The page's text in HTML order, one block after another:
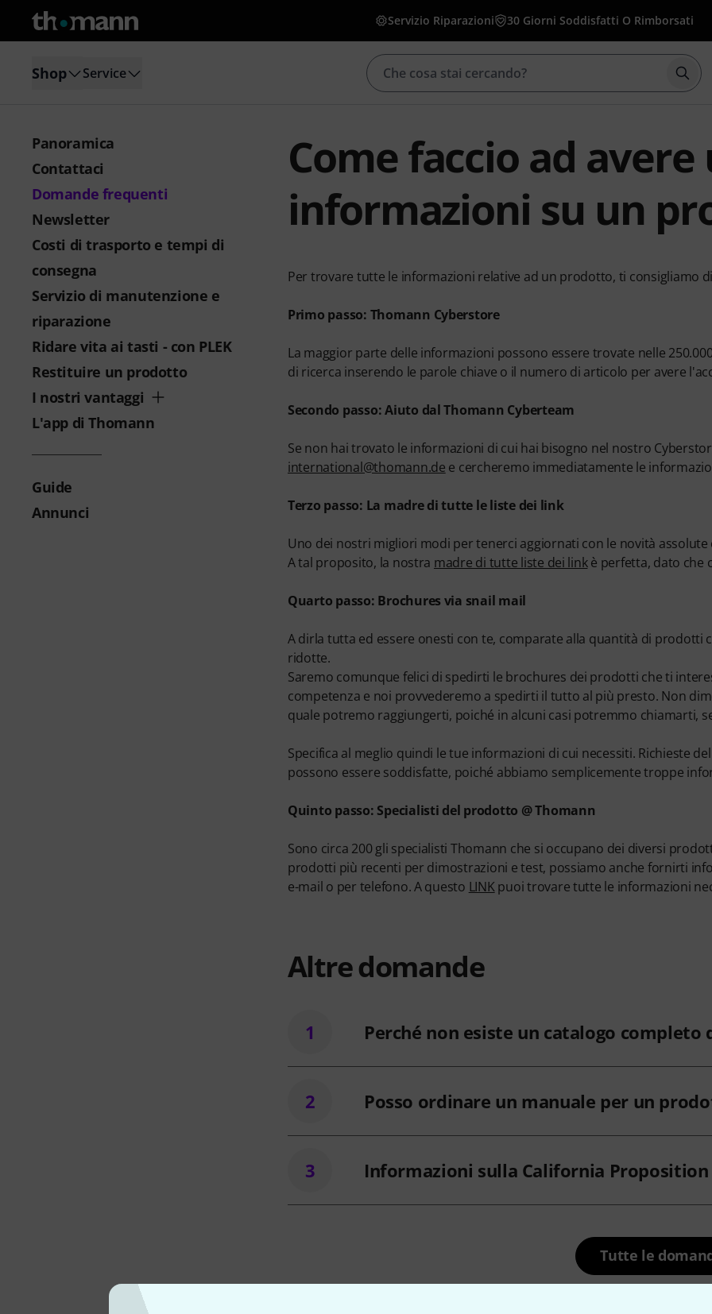
Servizio Riparazioni 30 Giorni Soddisfatti O Rimborsati
Shop Service
Panoramica
Contattaci
Domande frequenti
Newsletter
Costi di trasporto e tempi di
consegna
Servizio di manutenzione e
riparazione
Ridare vita ai tasti - con PLEK
Restituire un prodotto
I nostri vantaggi
L'app di Thomann
Guide
Annunci
Come faccio ad
informazioni su un
Per trovare tutte le informazioni relative ad un prodotto, ti consigliamo
Primo passo: Thomann Cyberstore
La maggior parte delle informazioni possono essere trovate nelle
di ricerca inserendo le parole chiave o il numero di articolo per avere
Secondo passo: Aiuto dal Thomann Cyberteam
Se non hai trovato le informazioni di cui hai bisogno nel nostro
international@thomann.de e cercheremo immediatamente le
Terzo passo: La madre di tutte le liste dei link
Uno dei nostri migliori modi per tenerci aggiornati con le novità
A tal proposito, la nostra madre di tutte liste dei linkè perfetta, dato che
Quarto passo: Brochures via snail mail
A dirla tutta ed essere onesti con te, comparate alla quantità di
ridotte.
Saremo comunque felici di spedirti le brochures dei prodotti che ti
competenza e noi provvederemo a spedirti il tutto al più presto. Non
quale potremo raggiungerti, poiché in alcuni casi potremmo chiamarti,
Specifica al meglio quindi le tue informazioni di cui necessiti. Richieste
possono essere soddisfatte, poiché abbiamo semplicemente troppe
Quinto passo: Specialisti del prodotto @ Thomann
Sono circa 200 gli specialisti Thomann che si occupano dei diversi
prodotti più recenti per dimostrazioni e test, possiamo anche fornirti
e-mail o per telefono. A questo LINKpuoi trovare tutte le informazioni
Altre domande
1 Perché non esiste un catalogo completo
2 Posso ordinare un manuale per un
3 Informazioni sulla California Proposition
Tutte le